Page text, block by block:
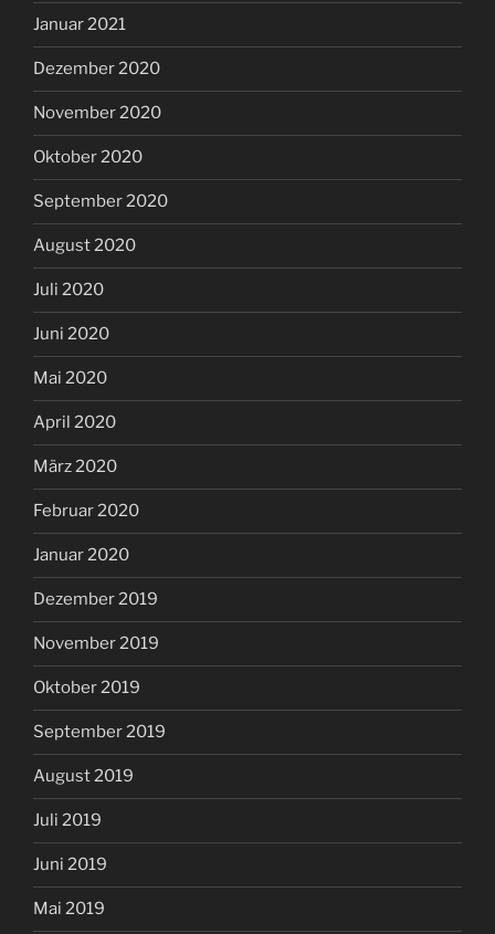
Januar 2021
Dezember 2020
November 2020
Oktober 2020
September 2020
August 2020
Juli 2020
Juni 2020
Mai 2020
April 2020
März 2020
Februar 2020
Januar 2020
Dezember 2019
November 2019
Oktober 2019
September 2019
August 2019
Juli 2019
Juni 2019
Mai 2019